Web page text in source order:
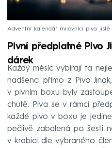
Adventní kalendář milovníci piva jistě
Pivní předplatné Pivo
dárek
Každý měsíc vybírají ta
nadšenci přímo z Pivo
v pivním boxu byly
chutě. Piva se v rámci
každé pivo v boxu je
pečlivě zabalená po šesti
v krabici dle vybraného